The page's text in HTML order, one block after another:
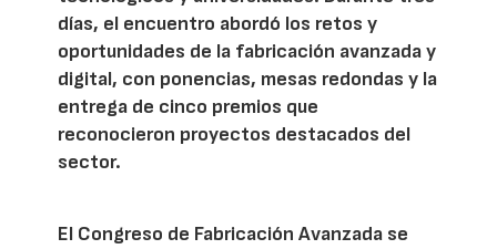
días, el encuentro abordó los retos y
oportunidades de la fabricación avanzada y
digital, con ponencias, mesas redondas y la
entrega de cinco premios que
reconocieron proyectos destacados del
sector.
El Congreso de Fabricación Avanzada se